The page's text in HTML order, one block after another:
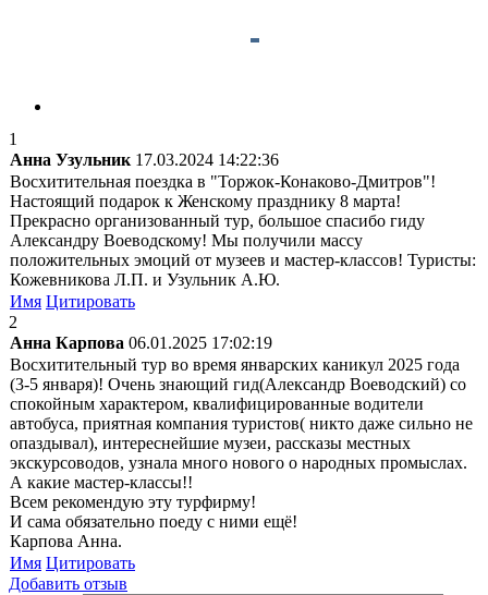
1
Анна Узульник 17.03.2024 14:22:36
Восхитительная поездка в "Торжок-Конаково-Дмитров"!
Настоящий подарок к Женскому празднику 8 марта!
Прекрасно организованный тур, большое спасибо гиду
Александру Воеводскому! Мы получили массу
положительных эмоций от музеев и мастер-классов! Туристы:
Кожевникова Л.П. и Узульник А.Ю.
Имя Цитировать
2
Анна Карпова 06.01.2025 17:02:19
Восхитительный тур во время январских каникул 2025 года
(3-5 января)! Очень знающий гид(Александр Воеводский) со
спокойным характером, квалифицированные водители
автобуса, приятная компания туристов( никто даже сильно не
опаздывал), интереснейшие музеи, рассказы местных
экскурсоводов, узнала много нового о народных промыслах.
А какие мастер-классы!!
Всем рекомендую эту турфирму!
И сама обязательно поеду с ними ещё!
Карпова Анна.
Имя Цитировать
Добавить отзыв